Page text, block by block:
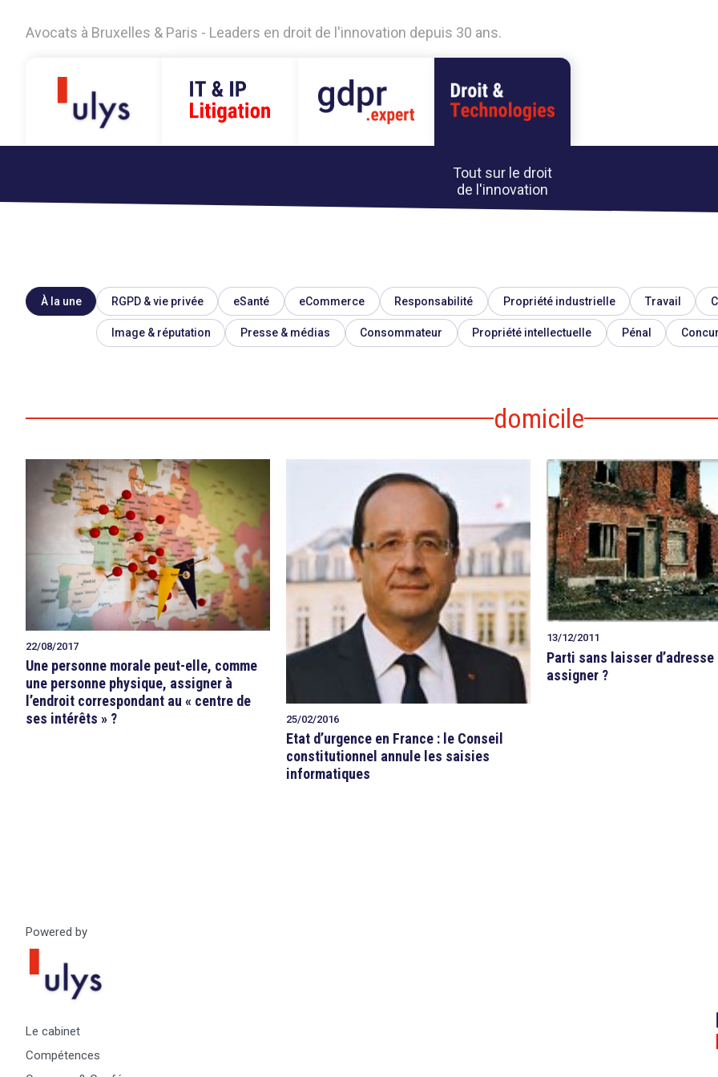
Avocats à Bruxelles & Paris - Leaders en droit de l'innovation depuis 30 ans.
Tout sur le droit
de l'innovation
À la une RGPD & vie privée eSanté eCommerce Responsabilité Propriété industrielle Travail
Image & réputation Presse & médias Consommateur Propriété intellectuelle Pénal
domicile
22/08/2017
Une personne morale peut-elle, comme
une personne physique, assigner à
l’endroit correspondant au « centre de
ses intérêts » ?
25/02/2016
Etat d’urgence en France : le Conseil
constitutionnel annule les saisies
informatiques
13/12/2011
Parti sans laisser d’adresse
assigner ?
search
Powered by
Le cabinet
Compétences